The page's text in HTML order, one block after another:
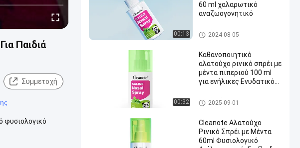
Παιδιά
Συμμετοχή
φυσιολογικό
00:13
60 ml χαλαρωτικό
αναζωογονητικό
Σπρέι για τη μύτη για τη συμ
φόρηση
2024-08-05
00:32
Καθανοποιητικό
αλατούχο ρινικό σπρέι με
μέντα πιπεριού 100 ml
για ενήλικες Ενυδατικό
Αναζωογονητικό απαλό
Σπρέι μύτης
2025-09-01
Cleanote Αλατούχο
Ρινικό Σπρέι με Μέντα
60ml Φυσιολογικό